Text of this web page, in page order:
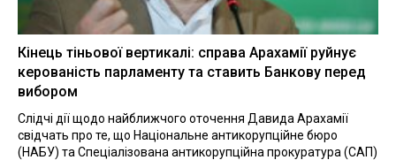
Кінець тіньової вертикалі: справа Арахамії руйнує
керованість парламенту та ставить Банкову перед
вибором
Слідчі дії щодо найближчого оточення Давида Арахамії
свідчать про те, що Національне антикорупційне бюро
(НАБУ) та Спеціалізована антикорупційна прокуратура (САП)